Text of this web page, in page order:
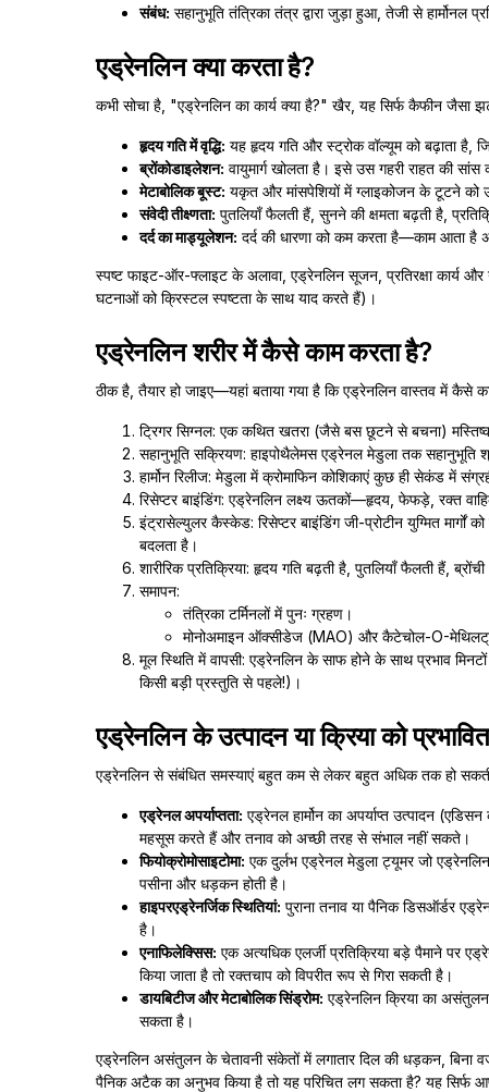
संबंध: सहानुभूति तंत्रिका तंत्र द्वारा जुड़ा हुआ, तेजी से हार्मोनल
एड्रेनलिन क्या करता है?
कभी सोचा है, "एड्रेनलिन का कार्य क्या है?" खैर, यह सिर्फ कैफीन जैसा
हृदय गति में वृद्धि: यह हृदय गति और स्ट्रोक वॉल्यूम को बढ़ाता है,
ब्रोंकोडाइलेशन: वायुमार्ग खोलता है। इसे उस गहरी राहत की
मेटाबोलिक बूस्ट: यकृत और मांसपेशियों में ग्लाइकोजन के टूटने को
संवेदी तीक्ष्णता: पुतलियाँ फैलती हैं, सुनने की क्षमता बढ़ती है,
दर्द का माड्यूलेशन: दर्द की धारणा को कम करता है—काम आता
स्पष्ट फाइट-ऑर-फ्लाइट के अलावा, एड्रेनलिन सूजन, प्रतिरक्षा कार्य
घटनाओं को क्रिस्टल स्पष्टता के साथ याद करते हैं)।
एड्रेनलिन शरीर में कैसे काम करता है?
ठीक है, तैयार हो जाइए—यहां बताया गया है कि एड्रेनलिन वास्तव में कैसे
ट्रिगर सिग्नल: एक कथित खतरा (जैसे बस छूटने से बचना)
सहानुभूति सक्रियण: हाइपोथैलेमस एड्रेनल मेडुला तक सहानुभूति
हार्मोन रिलीज: मेडुला में क्रोमाफिन कोशिकाएं कुछ ही सेकंड में
रिसेप्टर बाइंडिंग: एड्रेनलिन लक्ष्य ऊतकों—हृदय, फेफड़े, रक्त
इंट्रासेल्युलर कैस्केड: रिसेप्टर बाइंडिंग जी-प्रोटीन युग्मित
बदलता है।
शारीरिक प्रतिक्रिया: हृदय गति बढ़ती है, पुतलियाँ फैलती हैं,
समापन:
तंत्रिका टर्मिनलों में पुनः ग्रहण।
मोनोअमाइन ऑक्सीडेज (MAO) और कैटेचोल-O-
मूल स्थिति में वापसी: एड्रेनलिन के साफ होने के साथ प्रभाव
किसी बड़ी प्रस्तुति से पहले!)।
एड्रेनलिन के उत्पादन या क्रिया को
एड्रेनलिन से संबंधित समस्याएं बहुत कम से लेकर बहुत अधिक तक हो
एड्रेनल अपर्याप्तता: एड्रेनल हार्मोन का अपर्याप्त उत्पादन
महसूस करते हैं और तनाव को अच्छी तरह से संभाल नहीं सकते।
फियोक्रोमोसाइटोमा: एक दुर्लभ एड्रेनल मेडुला ट्यूमर जो
पसीना और धड़कन होती है।
हाइपरएड्रेनर्जिक स्थितियां: पुराना तनाव या पैनिक डिसऑर्डर
है।
एनाफिलेक्सिस: एक अत्यधिक एलर्जी प्रतिक्रिया बड़े पैमाने पर
किया जाता है तो रक्तचाप को विपरीत रूप से गिरा सकती है।
डायबिटीज और मेटाबोलिक सिंड्रोम: एड्रेनलिन क्रिया का
सकता है।
एड्रेनलिन असंतुलन के चेतावनी संकेतों में लगातार दिल की धड़कन, बिना
पैनिक अटैक का अनुभव किया है तो यह परिचित लग सकता है? यह सिर्फ